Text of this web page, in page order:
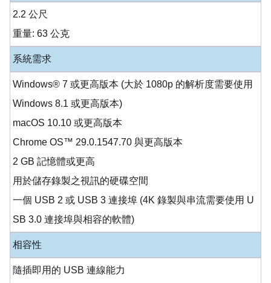
2.2 公尺
重量: 63 公克
系統需求
Windows® 7 或更高版本 (大於 1080p 的解析度需要使用
Windows 8.1 或更高版本)
macOS 10.10 或更高版本
Chrome OS™ 29.0.1547.70 與更高版本
2 GB 記憶體或更高
用於儲存錄製之視訊的硬碟空間
一個 USB 2 或 USB 3 連接埠 (4K 錄製與串流需要使用 U
SB 3.0 連接埠與相容的軟體)
相容性
隨插即用的 USB 連線能力